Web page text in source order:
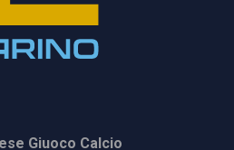
Giuoco Calcio